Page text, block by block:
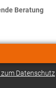
Beratung
Datenschutz